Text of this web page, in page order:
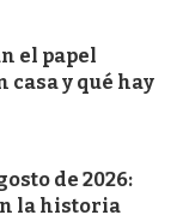
el papel
y qué hay
de 2026:
la historia